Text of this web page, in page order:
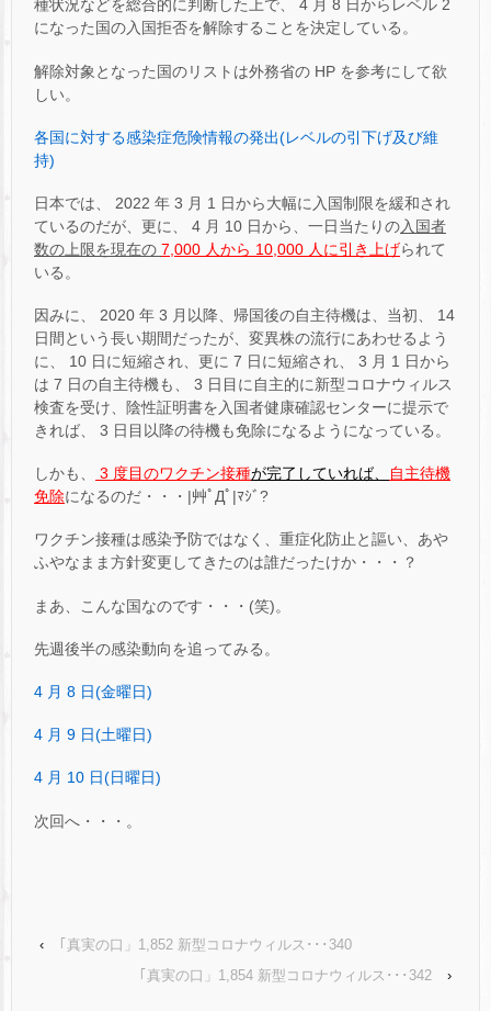
種状況などを総合的に判断した上で、 4 月 8 日からレベル 2
になった国の入国拒否を解除することを決定している。
解除対象となった国のリストは外務省の HP を参考にして欲
しい。
各国に対する感染症危険情報の発出(レベルの引下げ及び維
持)
日本では、 2022 年 3 月 1 日から大幅に入国制限を緩和され
ているのだが、更に、 4 月 10 日から、一日当たりの入国者
数の上限を現在の 7,000 人から 10,000 人に引き上げられて
いる。
因みに、 2020 年 3 月以降、帰国後の自主待機は、当初、 14
日間という長い期間だったが、変異株の流行にあわせるよう
に、 10 日に短縮され、更に 7 日に短縮され、 3 月 1 日から
は 7 日の自主待機も、 3 日目に自主的に新型コロナウィルス
検査を受け、陰性証明書を入国者健康確認センターに提示で
きれば、 3 日目以降の待機も免除になるようになっている。
しかも、 3 度目のワクチン接種が完了していれば、
自主待機
免除になるのだ・・・|艸ﾟДﾟ|ﾏｼﾞ?
ワクチン接種は感染予防ではなく、重症化防止と謳い、あや
ふやなまま方針変更してきたのは誰だったけか・・・？
まあ、こんな国なのです・・・(笑)。
先週後半の感染動向を追ってみる。
4 月 8 日(金曜日)
4 月 9 日(土曜日)
4 月 10 日(日曜日)
次回へ・・・。
‹
｢真実の口」1,852 新型コロナウィルス･･･340
｢真実の口」1,854 新型コロナウィルス･･･342
›